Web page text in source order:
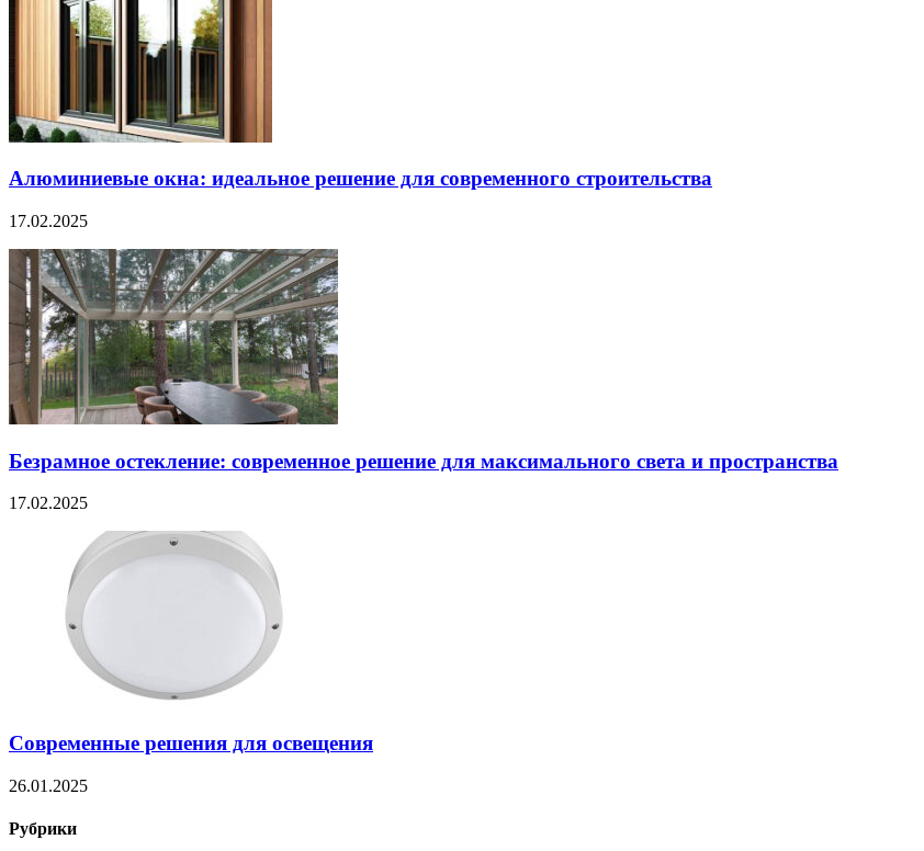
Алюминиевые окна: идеальное решение для современного строительства
17.02.2025
Безрамное остекление: современное решение для максимального света и пространства
17.02.2025
Современные решения для освещения
26.01.2025
Рубрики